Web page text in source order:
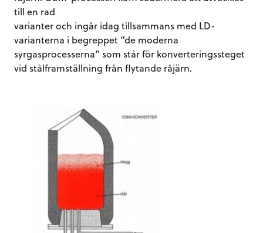
till en rad
varianter och ingår idag tillsammans med LD-
varianterna i begreppet ”de moderna
syrgasprocesserna” som står för konverteringssteget
vid stålframställning från flytande råjärn.